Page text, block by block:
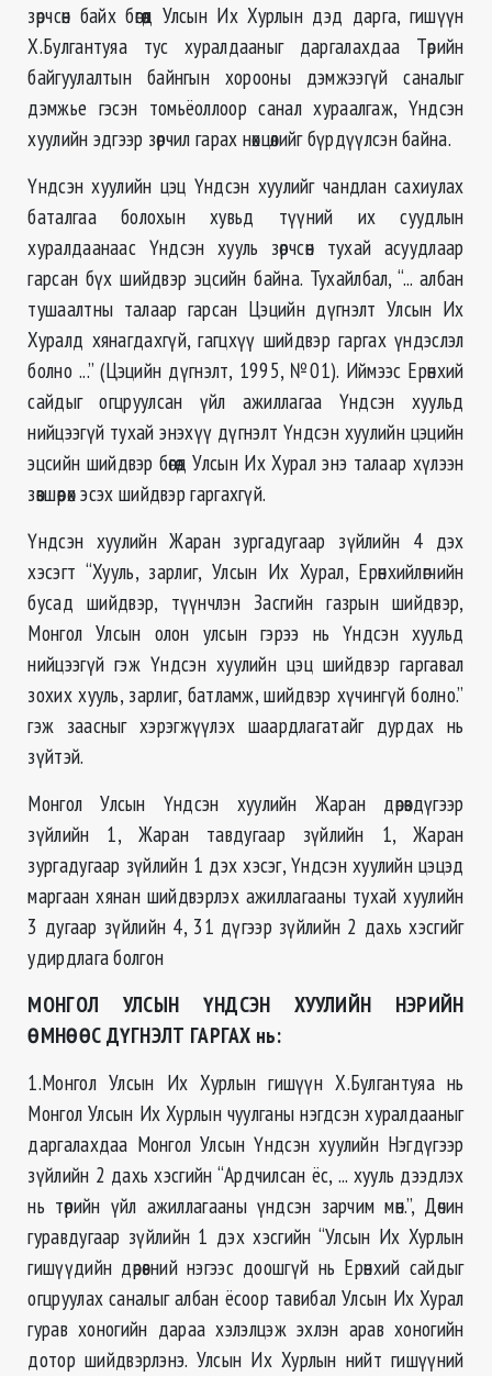
зөрчсөн байх бөгөөд Улсын Их Хурлын дэд дарга, гишүүн
Х.Булгантуяа тус хуралдааныг даргалахдаа Төрийн
байгуулалтын байнгын хорооны дэмжээгүй саналыг
дэмжье гэсэн томьёоллоор санал хураалгаж, Үндсэн
хуулийн эдгээр зөрчил гарах нөхцөлийг бүрдүүлсэн байна.
Үндсэн хуулийн цэц Үндсэн хуулийг чандлан сахиулах
баталгаа болохын хувьд түүний их суудлын
хуралдаанаас Үндсэн хууль зөрчсөн тухай асуудлаар
гарсан бүх шийдвэр эцсийн байна. Тухайлбал, “... албан
тушаалтны талаар гарсан Цэцийн дүгнэлт Улсын Их
Хуралд хянагдахгүй, гагцхүү шийдвэр гаргах үндэслэл
болно ...” (Цэцийн дүгнэлт, 1995, №01). Иймээс Ерөнхий
сайдыг огцруулсан үйл ажиллагаа Үндсэн хуульд
нийцээгүй тухай энэхүү дүгнэлт Үндсэн хуулийн цэцийн
эцсийн шийдвэр бөгөөд Улсын Их Хурал энэ талаар хүлээн
зөвшөөрөх эсэх шийдвэр гаргахгүй.
Үндсэн хуулийн Жаран зургадугаар зүйлийн 4 дэх
хэсэгт “Хууль, зарлиг, Улсын Их Хурал, Ерөнхийлөгчийн
бусад шийдвэр, түүнчлэн Засгийн газрын шийдвэр,
Монгол Улсын олон улсын гэрээ нь Үндсэн хуульд
нийцээгүй гэж Үндсэн хуулийн цэц шийдвэр гаргавал
зохих хууль, зарлиг, батламж, шийдвэр хүчингүй болно.”
гэж заасныг хэрэгжүүлэх шаардлагатайг дурдах нь
зүйтэй.
Монгол Улсын Үндсэн хуулийн Жаран дөрөвдүгээр
зүйлийн 1, Жаран тавдугаар зүйлийн 1, Жаран
зургадугаар зүйлийн 1 дэх хэсэг, Үндсэн хуулийн цэцэд
маргаан хянан шийдвэрлэх ажиллагааны тухай хуулийн
3 дугаар зүйлийн 4, 31 дүгээр зүйлийн 2 дахь хэсгийг
удирдлага болгон
МОНГОЛ УЛСЫН ҮНДСЭН ХУУЛИЙН НЭРИЙН
ӨМНӨӨС ДҮГНЭЛТ ГАРГАХ нь:
1.Монгол Улсын Их Хурлын гишүүн Х.Булгантуяа нь
Монгол Улсын Их Хурлын чуулганы нэгдсэн хуралдааныг
даргалахдаа Монгол Улсын Үндсэн хуулийн Нэгдүгээр
зүйлийн 2 дахь хэсгийн “Ардчилсан ёс, ... хууль дээдлэх
нь төрийн үйл ажиллагааны үндсэн зарчим мөн.”, Дөчин
гуравдугаар зүйлийн 1 дэх хэсгийн “Улсын Их Хурлын
гишүүдийн дөрөвний нэгээс доошгүй нь Ерөнхий сайдыг
огцруулах саналыг албан ёсоор тавибал Улсын Их Хурал
гурав хоногийн дараа хэлэлцэж эхлэн арав хоногийн
дотор шийдвэрлэнэ. Улсын Их Хурлын нийт гишүүний